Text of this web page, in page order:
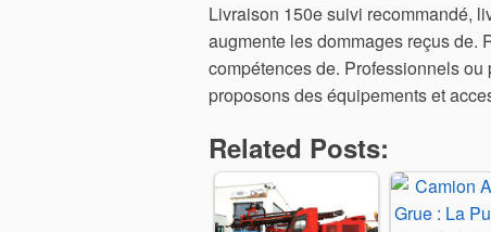
Livraison 150e suivi recommandé,
augmente les dommages reçus de.
compétences de. Professionnels
proposons des équipements et
Related Posts: